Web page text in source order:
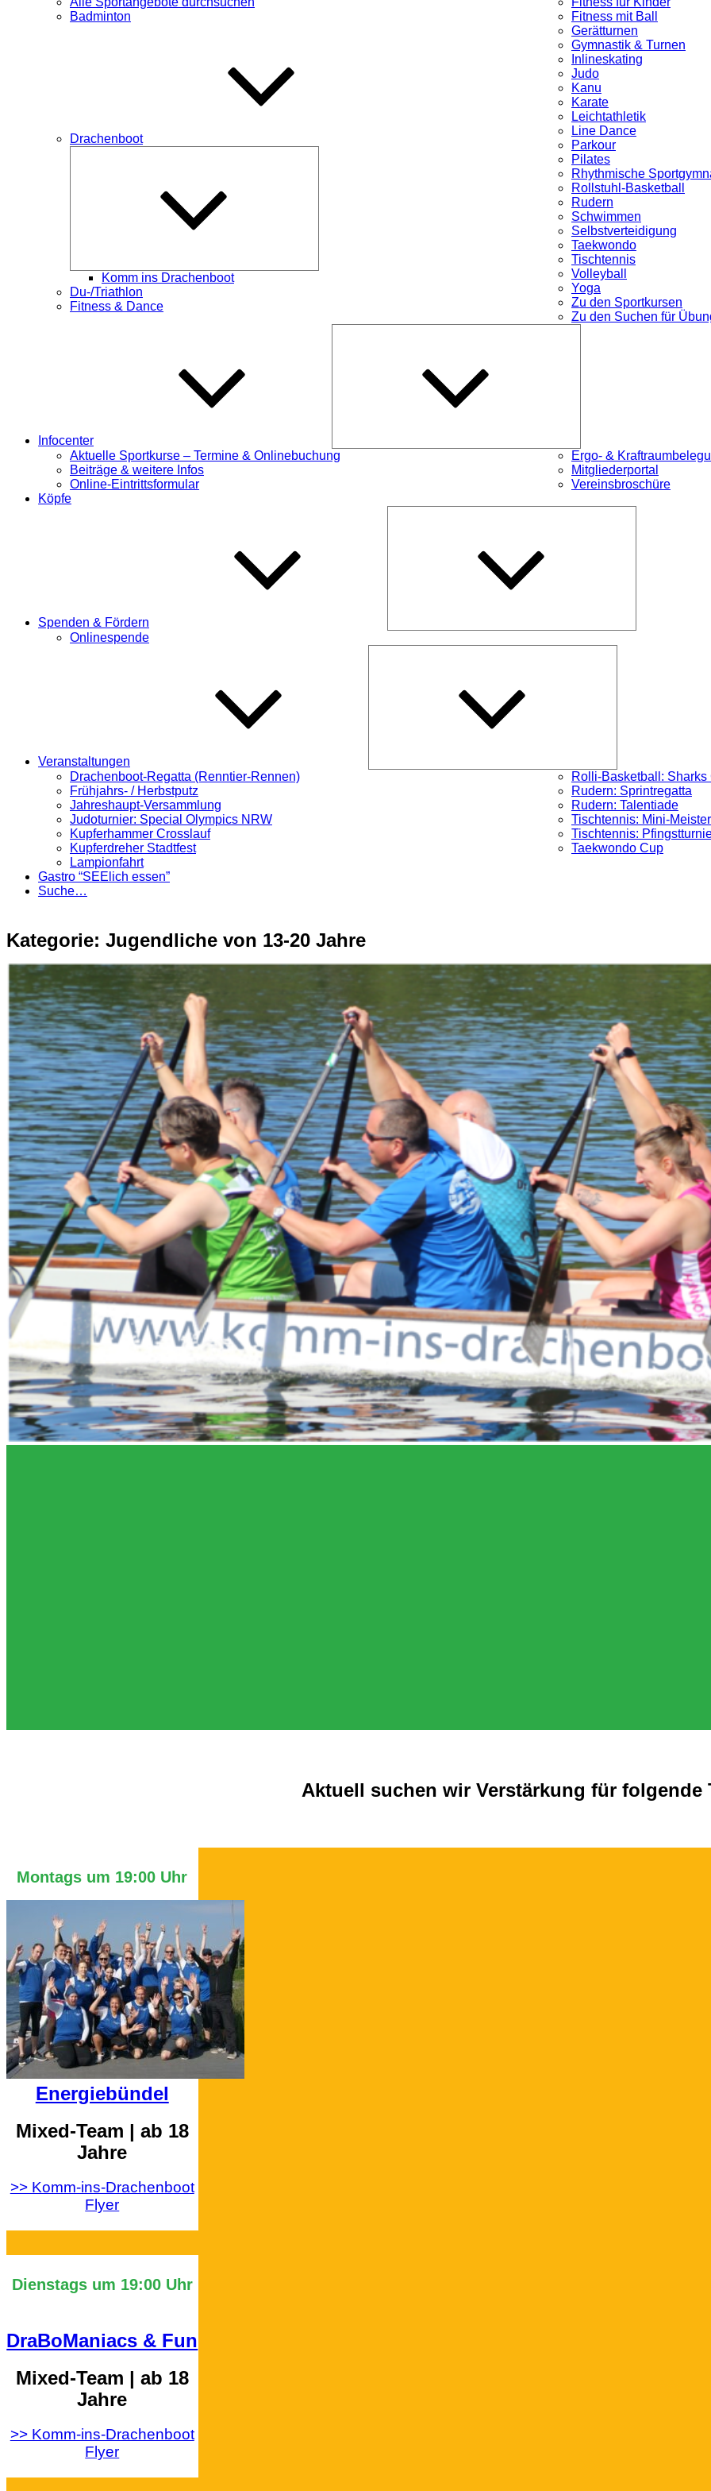
Badminton
Drachenboot
Komm ins Drachenboot
Du-/Triathlon
Fitness & Dance
Fitness mit Ball
Gerätturnen
Gymnastik & Turnen
Inlineskating
Judo
Kanu
Karate
Leichtathletik
Line Dance
Parkour
Pilates
Rhythmische
Rollstuhl-Basketball
Rudern
Schwimmen
Selbstverteidigung
Taekwondo
Tischtennis
Volleyball
Yoga
Zu den Sportkursen
Zu den Suchen für
Infocenter
Aktuelle Sportkurse – Termine & Onlinebuchung
Beiträge & weitere Infos
Online-Eintrittsformular
Ergo- &
Mitgliederportal
Vereinsbroschüre
Köpfe
Spenden & Fördern
Onlinespende
Veranstaltungen
Drachenboot-Regatta (Renntier-Rennen)
Frühjahrs- / Herbstputz
Jahreshaupt-Versammlung
Judoturnier: Special Olympics NRW
Kupferhammer Crosslauf
Kupferdreher Stadtfest
Lampionfahrt
Rolli-Basketball: Sharks
Rudern: Sprintregatta
Rudern: Talentiade
Tischtennis: Mini-
Tischtennis:
Taekwondo Cup
Gastro “SEElich essen”
Suche…
Kategorie: Jugendliche von 13-20 Jahre
Aktuell suchen wir Verstärkung für folgende
Montags um 19:00 Uhr
Energiebündel
Mixed-Team | ab 18
Jahre
>> Komm-ins-Drachenboot
Flyer
Dienstags um 19:00 Uhr
DraBoManiacs & Fun
Mixed-Team | ab 18
Jahre
>> Komm-ins-Drachenboot
Flyer